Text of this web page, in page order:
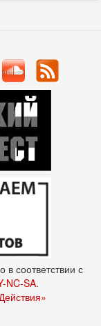
соответствии с
NC-SA.